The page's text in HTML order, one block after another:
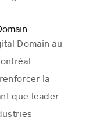
Domain au
la
que leader